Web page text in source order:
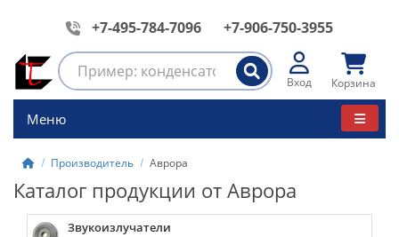
+7-495-784-7096 +7-906-750-3955
Вход Корзина
Меню
Производитель Аврора
Каталог продукции от Аврора
Звукоизлучатели